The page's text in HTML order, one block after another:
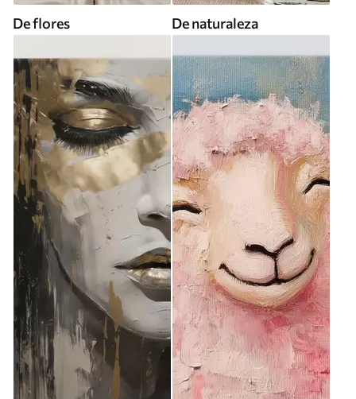
De flores De naturaleza